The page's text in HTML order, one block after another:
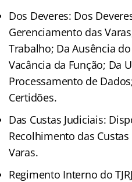
Dos Deveres: Dos
Gerenciamento das
Trabalho; Da Ausência
Vacância da Função; Da
Processamento de
Certidões.
Das Custas Judiciais:
Recolhimento das
Varas.
Regimento Interno do